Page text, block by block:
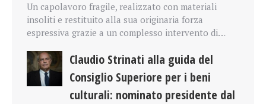
Un capolavoro fragile, realizzato con materiali
insoliti e restituito alla sua originaria forza
espressiva grazie a un complesso intervento di…
Claudio Strinati alla guida del
Consiglio Superiore per i beni
culturali: nominato presidente dal